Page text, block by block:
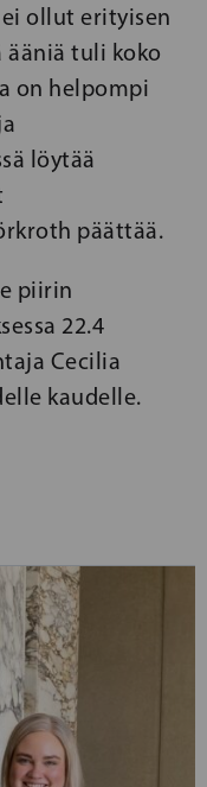
ei ollut erityisen
tuli koko
on helpompi
löytää
päättää.
piirin
22.4
Cecilia
kaudelle.